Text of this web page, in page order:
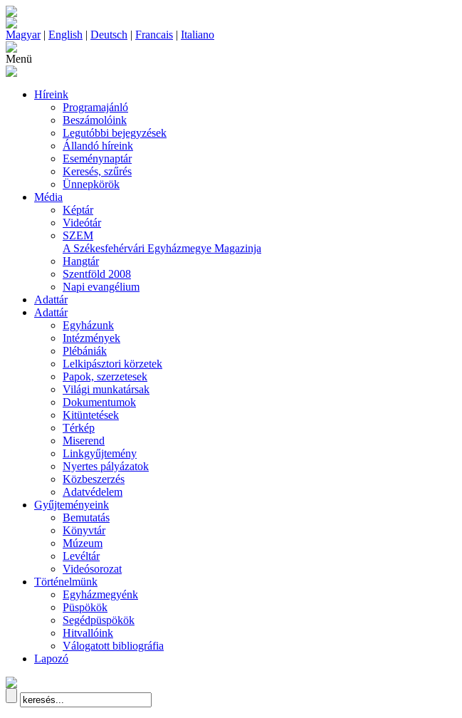
Magyar| English | Deutsch | Francais | Italiano
Menü
Híreink
Programajánló
Beszámolóink
Legutóbbi bejegyzések
Állandó híreink
Eseménynaptár
Keresés, szűrés
Ünnepkörök
Média
Képtár
Videótár
SZEM
A Székesfehérvári Egyházmegye Magazinja
Hangtár
Szentföld 2008
Napi evangélium
Adattár
Adattár
Egyházunk
Intézmények
Plébániák
Lelkipásztori körzetek
Papok, szerzetesek
Világi munkatársak
Dokumentumok
Kitüntetések
Térkép
Miserend
Linkgyűjtemény
Nyertes pályázatok
Közbeszerzés
Adatvédelem
Gyűjteményeink
Bemutatás
Könyvtár
Múzeum
Levéltár
Videósorozat
Történelmünk
Egyházmegyénk
Püspökök
Segédpüspökök
Hitvallóink
Válogatott bibliográfia
Lapozó